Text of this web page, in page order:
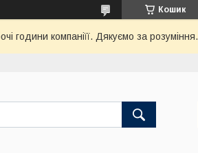
Кошик
години компаніїї. Дякуємо за розуміння.